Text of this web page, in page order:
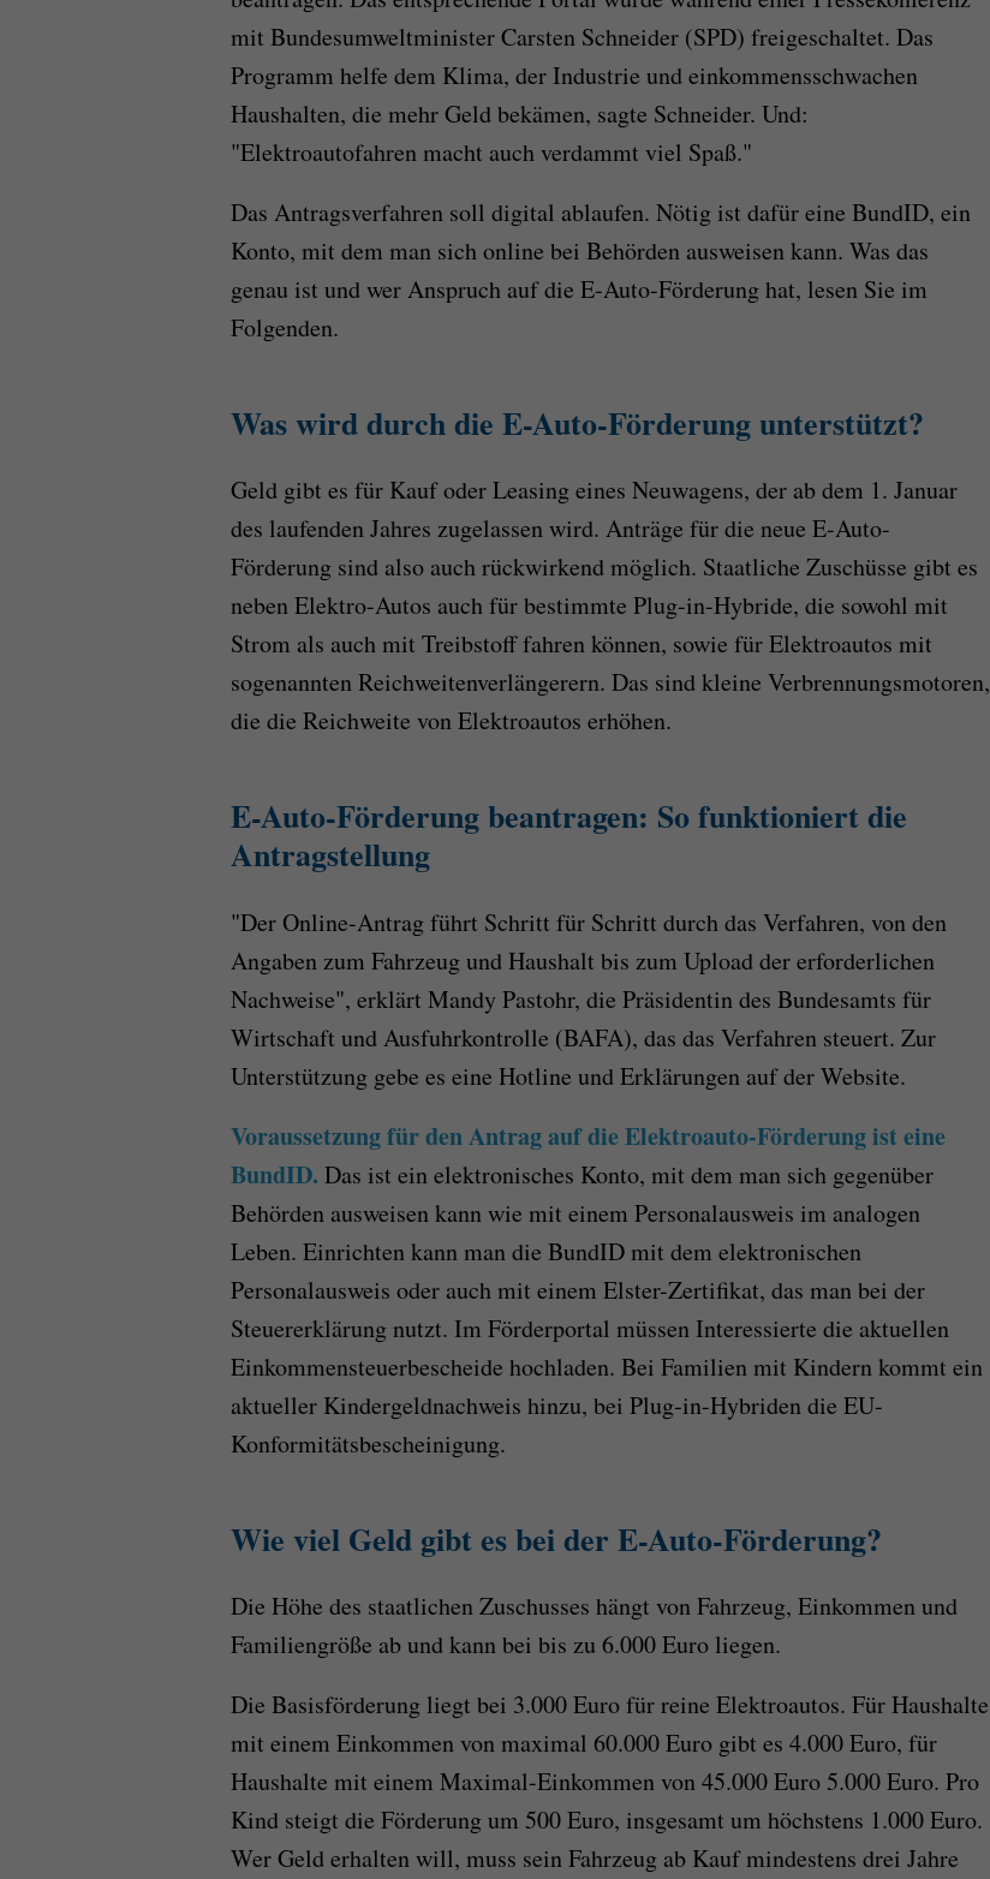
mit Bundesumweltminister Carsten Schneider (SPD) freigeschaltet. Das
Programm helfe dem Klima, der Industrie und einkommensschwachen
Haushalten, die mehr Geld bekämen, sagte Schneider. Und:
"Elektroautofahren macht auch verdammt viel Spaß."
Das Antragsverfahren soll digital ablaufen. Nötig ist dafür eine BundID, ein
Konto, mit dem man sich online bei Behörden ausweisen kann. Was das
genau ist und wer Anspruch auf die E-Auto-Förderung hat, lesen Sie im
Folgenden.
Was wird durch die E-Auto-Förderung unterstützt?
Geld gibt es für Kauf oder Leasing eines Neuwagens, der ab dem 1. Januar
des laufenden Jahres zugelassen wird. Anträge für die neue E-Auto-
Förderung sind also auch rückwirkend möglich. Staatliche Zuschüsse gibt es
neben Elektro-Autos auch für bestimmte Plug-in-Hybride, die sowohl mit
Strom als auch mit Treibstoff fahren können, sowie für Elektroautos mit
sogenannten Reichweitenverlängerern. Das sind kleine Verbrennungsmotoren,
die die Reichweite von Elektroautos erhöhen.
E-Auto-Förderung beantragen: So funktioniert die
Antragstellung
"Der Online-Antrag führt Schritt für Schritt durch das Verfahren, von den
Angaben zum Fahrzeug und Haushalt bis zum Upload der erforderlichen
Nachweise", erklärt Mandy Pastohr, die Präsidentin des Bundesamts für
Wirtschaft und Ausfuhrkontrolle (BAFA), das das Verfahren steuert. Zur
Unterstützung gebe es eine Hotline und Erklärungen auf der Website.
Voraussetzung für den Antrag auf die Elektroauto-Förderung ist eine
BundID. Das ist ein elektronisches Konto, mit dem man sich gegenüber
Behörden ausweisen kann wie mit einem Personalausweis im analogen
Leben. Einrichten kann man die BundID mit dem elektronischen
Personalausweis oder auch mit einem Elster-Zertifikat, das man bei der
Steuererklärung nutzt. Im Förderportal müssen Interessierte die aktuellen
Einkommensteuerbescheide hochladen. Bei Familien mit Kindern kommt ein
aktueller Kindergeldnachweis hinzu, bei Plug-in-Hybriden die EU-
Konformitätsbescheinigung.
Wie viel Geld gibt es bei der E-Auto-Förderung?
Die Höhe des staatlichen Zuschusses hängt von Fahrzeug, Einkommen und
Familiengröße ab und kann bei bis zu 6.000 Euro liegen.
Die Basisförderung liegt bei 3.000 Euro für reine Elektroautos. Für Haushalte
mit einem Einkommen von maximal 60.000 Euro gibt es 4.000 Euro, für
Haushalte mit einem Maximal-Einkommen von 45.000 Euro 5.000 Euro. Pro
Kind steigt die Förderung um 500 Euro, insgesamt um höchstens 1.000 Euro.
Wer Geld erhalten will, muss sein Fahrzeug ab Kauf mindestens drei Jahre